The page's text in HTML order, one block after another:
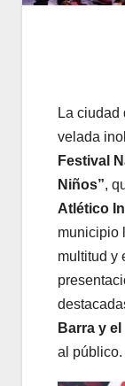
La ciudad
velada
Festival
Niños”,
Atlético
municipio
multitud y
Barra y
al público.